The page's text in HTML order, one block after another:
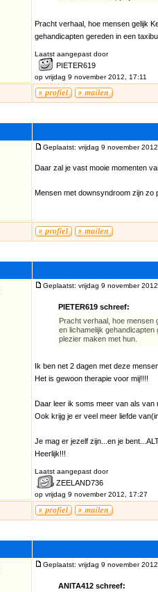
Pracht verhaal, hoe mensen gelijk
gehandicapten gereden in een
Laatst aangepast door
PIETER619
op vrijdag 9 november 2012, 17:11
Geplaatst: vrijdag 9 november
Daar zal je vast mooie momenten
Mensen met downsyndroom zijn zo
Geplaatst: vrijdag 9 november
PIETER619 schreef:
Pracht verhaal, hoe mensen
en lichamelijk
plezier maken met hun.
Ik ben net 2 dagen met deze
Het is gewoon therapie voor mij!!!!
Daar leer ik soms meer van als
Ook krijg je er veel meer liefde
Je mag er jezelf zijn...en je
Heerlijk!!!
Laatst aangepast door
ZEELAND736
op vrijdag 9 november 2012, 17:27
Geplaatst: vrijdag 9 november
ANITA412 schreef: